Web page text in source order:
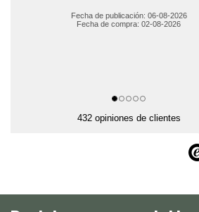
Fecha de publicación: 06-08-2026
Fecha de compra: 02-08-2026
432 opiniones de clientes